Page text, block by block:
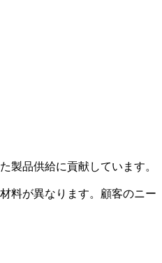
製品供給に貢献しています。
料が異なります。顧客のニー